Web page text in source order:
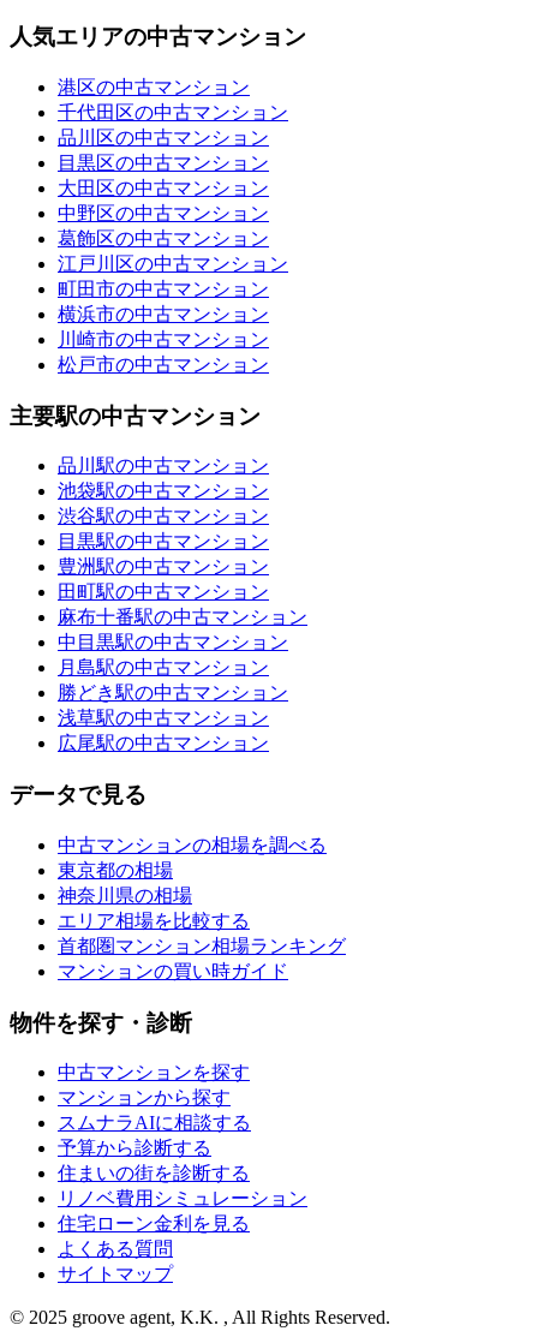
人気エリアの中古マンション
港区の中古マンション
千代田区の中古マンション
品川区の中古マンション
目黒区の中古マンション
大田区の中古マンション
中野区の中古マンション
葛飾区の中古マンション
江戸川区の中古マンション
町田市の中古マンション
横浜市の中古マンション
川崎市の中古マンション
松戸市の中古マンション
主要駅の中古マンション
品川駅の中古マンション
池袋駅の中古マンション
渋谷駅の中古マンション
目黒駅の中古マンション
豊洲駅の中古マンション
田町駅の中古マンション
麻布十番駅の中古マンション
中目黒駅の中古マンション
月島駅の中古マンション
勝どき駅の中古マンション
浅草駅の中古マンション
広尾駅の中古マンション
データで見る
中古マンションの相場を調べる
東京都の相場
神奈川県の相場
エリア相場を比較する
首都圏マンション相場ランキング
マンションの買い時ガイド
物件を探す・診断
中古マンションを探す
マンションから探す
スムナラAIに相談する
予算から診断する
住まいの街を診断する
リノベ費用シミュレーション
住宅ローン金利を見る
よくある質問
サイトマップ
© 2025 groove agent, K.K. , All Rights Reserved.